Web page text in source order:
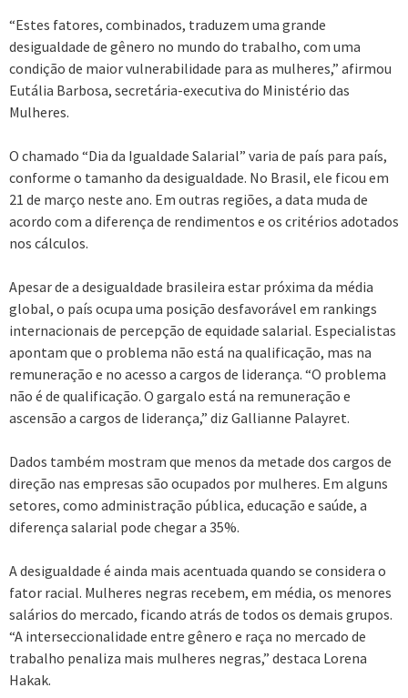
“Estes fatores, combinados, traduzem uma grande
desigualdade de gênero no mundo do trabalho, com uma
condição de maior vulnerabilidade para as mulheres,” afirmou
Eutália Barbosa, secretária-executiva do Ministério das
Mulheres.
O chamado “Dia da Igualdade Salarial” varia de país para país,
conforme o tamanho da desigualdade. No Brasil, ele ficou em
21 de março neste ano. Em outras regiões, a data muda de
acordo com a diferença de rendimentos e os critérios adotados
nos cálculos.
Apesar de a desigualdade brasileira estar próxima da média
global, o país ocupa uma posição desfavorável em rankings
internacionais de percepção de equidade salarial. Especialistas
apontam que o problema não está na qualificação, mas na
remuneração e no acesso a cargos de liderança. “O problema
não é de qualificação. O gargalo está na remuneração e
ascensão a cargos de liderança,” diz Gallianne Palayret.
Dados também mostram que menos da metade dos cargos de
direção nas empresas são ocupados por mulheres. Em alguns
setores, como administração pública, educação e saúde, a
diferença salarial pode chegar a 35%.
A desigualdade é ainda mais acentuada quando se considera o
fator racial. Mulheres negras recebem, em média, os menores
salários do mercado, ficando atrás de todos os demais grupos.
“A interseccionalidade entre gênero e raça no mercado de
trabalho penaliza mais mulheres negras,” destaca Lorena
Hakak.